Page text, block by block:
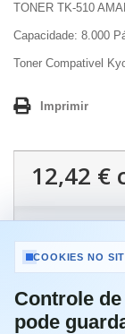
TONER TK-510
Capacidade: 8.000
Toner Compativel
Imprimir
12,42 €
Comprar
COOKIES NO
Controle
pode